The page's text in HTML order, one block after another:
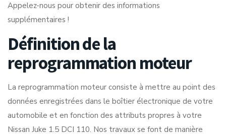
Appelez-nous pour obtenir des informations
supplémentaires !
Définition de la
reprogrammation moteur
La reprogrammation moteur consiste à mettre au point des
données enregistrées dans le boîtier électronique de votre
automobile et en fonction des attributs propres à votre
Nissan Juke 1.5 DCI 110. Nos travaux se font de manière